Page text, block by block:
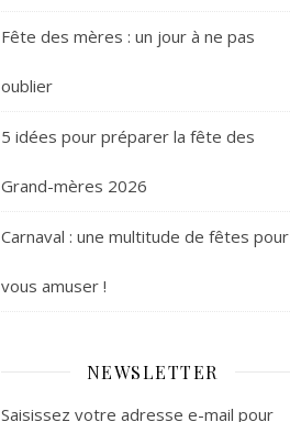
Fête des mères : un jour à ne pas
oublier
5 idées pour préparer la fête des
Grand-mères 2026
Carnaval : une multitude de fêtes pour
vous amuser !
NEWSLETTER
Saisissez votre adresse e-mail pour